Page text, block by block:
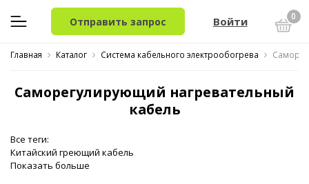
Отправить запрос Войти 0
Главная Каталог Система кабельного электрообогрева
Саморегулирующий нагревательный
кабель
Все теги:
Китайский греющий кабель
Показать больше